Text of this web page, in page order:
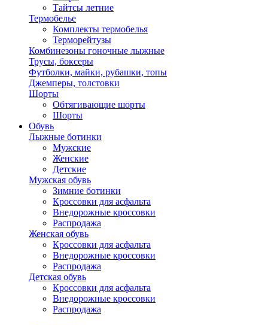
Тайтсы летние
Термобелье
Комплекты термобелья
Терморейтузы
Комбинезоны гоночные лыжные
Трусы, боксеры
Футболки, майки, рубашки, топы
Джемперы, толстовки
Шорты
Обтягивающие шорты
Шорты
Обувь
Лыжные ботинки
Мужские
Женские
Детские
Мужская обувь
Зимние ботинки
Кроссовки для асфальта
Внедорожные кроссовки
Распродажа
Женская обувь
Кроссовки для асфальта
Внедорожные кроссовки
Распродажа
Детская обувь
Кроссовки для асфальта
Внедорожные кроссовки
Распродажа